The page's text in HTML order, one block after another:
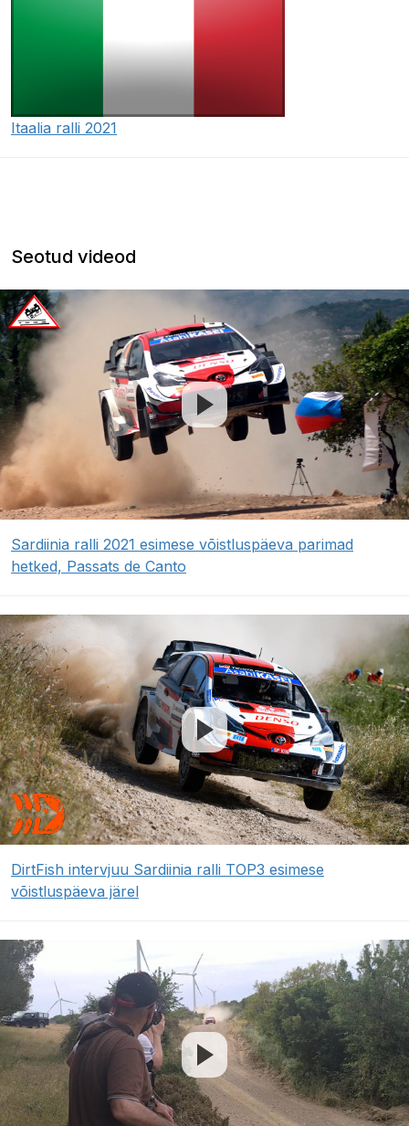
Itaalia ralli 2021
Seotud videod
Sardiinia ralli 2021 esimese võistluspäeva parimad
hetked, Passats de Canto
DirtFish intervjuu Sardiinia ralli TOP3 esimese
võistluspäeva järel